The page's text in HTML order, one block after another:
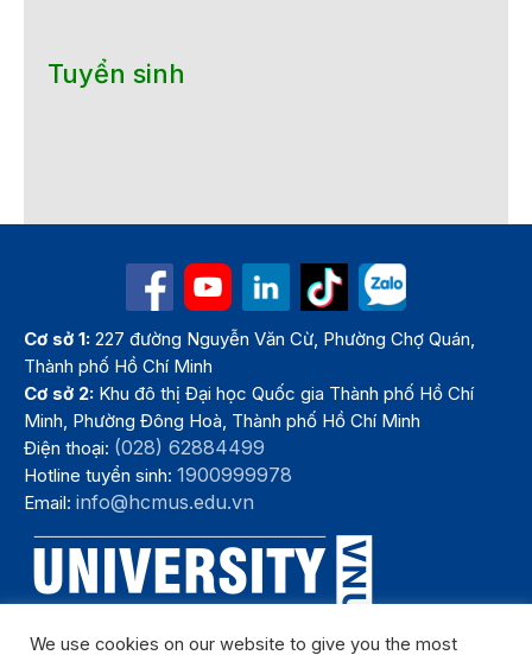
Tuyển sinh
Cơ sở 1: 227 đường Nguyễn Văn Cừ, Phường Chợ Quán,
Thành phố Hồ Chí Minh
Cơ sở 2: Khu đô thị Đại học Quốc gia Thành phố Hồ Chí
Minh, Phường Đông Hoà, Thành phố Hồ Chí Minh
Điện thoại: (028) 62884499
Hotline tuyển sinh:1900999978
Email:info@hcmus.edu.vn
We use cookies on our website to give you the most